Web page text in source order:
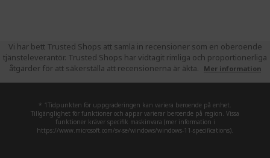
Vi har bett Trusted Shops att samla in recensioner som en oberoende
tjänsteleverantör. Trusted Shops har vidtagit rimliga och proportionerliga
åtgärder för att säkerställa att recensionerna är äkta.
Mer information
* 1Tidpunkten för uppgraderingen kan variera beroende på enhet.
Tillgänglighet för funktioner och appar varierar beroende på region. Vissa
funktioner kräver specifik maskinvara (mer information i
https://www.microsoft.com/sv-se/windows/windows-11-specifications).